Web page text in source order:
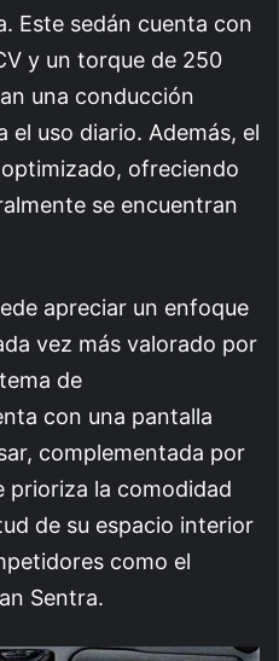
Este sedán cuenta con
y un torque de 250
una conducción
el uso diario. Además, el
ofreciendo
se encuentran
apreciar un enfoque
vez más valorado por
de
con una pantalla
complementada por
prioriza la comodidad
de su espacio interior
como el
Sentra.